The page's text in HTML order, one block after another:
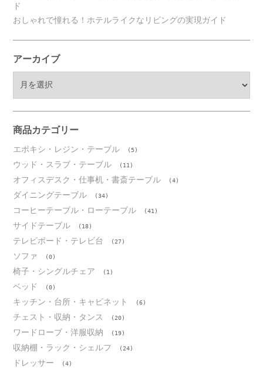
ド
おしゃれで憧れる！ホテルライクなリビングの実現ガイド
アーカイブ
ブ
商品カテゴリー
エポキシ・レジン・テーブル (5)
ウッド・スラブ・テーブル (11)
オフィスデスク・仕事机・書斎テーブル (4)
ダイニングテーブル (34)
コーヒーテーブル・ローテーブル (41)
サイドテーブル (18)
テレビボード・テレビ台 (27)
ソファ (0)
椅子・シングルチェア (1)
ベッド (0)
キッチン・台所・キャビネット (6)
チェスト・収納・タンス (20)
ワードローブ・洋服収納 (19)
収納棚・ラック・シェルフ (24)
ドレッサー (4)